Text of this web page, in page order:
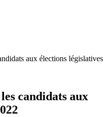
aux élections législatives
candidats aux